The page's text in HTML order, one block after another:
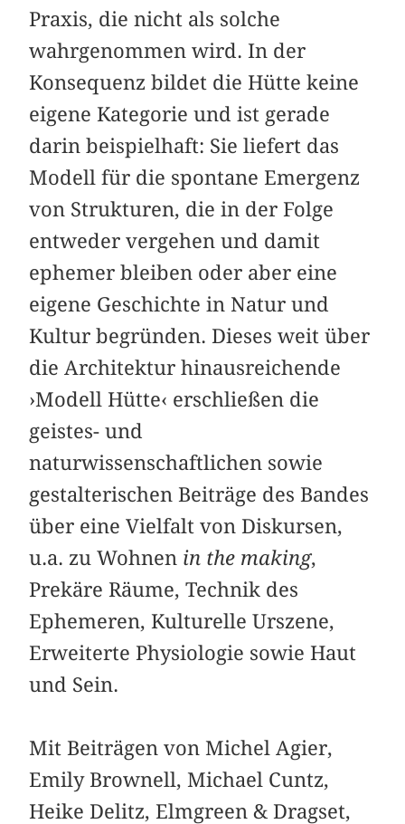
Praxis, die nicht als solche
wahrgenommen wird. In der
Konsequenz bildet die Hütte keine
eigene Kategorie und ist gerade
darin beispielhaft: Sie liefert das
Modell für die spontane Emergenz
von Strukturen, die in der Folge
entweder vergehen und damit
ephemer bleiben oder aber eine
eigene Geschichte in Natur und
Kultur begründen. Dieses weit über
die Architektur hinausreichende
›Modell Hütte‹ erschließen die
geistes- und
naturwissenschaftlichen sowie
gestalterischen Beiträge des Bandes
über eine Vielfalt von Diskursen,
u.a. zu Wohnen in the making,
Prekäre Räume, Technik des
Ephemeren, Kulturelle Urszene,
Erweiterte Physiologie sowie Haut
und Sein.
Mit Beiträgen von Michel Agier,
Emily Brownell, Michael Cuntz,
Heike Delitz, Elmgreen & Dragset,